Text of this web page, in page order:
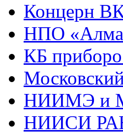
Концерн
НПО
КБ
НИИМЭ и
НИИСИ